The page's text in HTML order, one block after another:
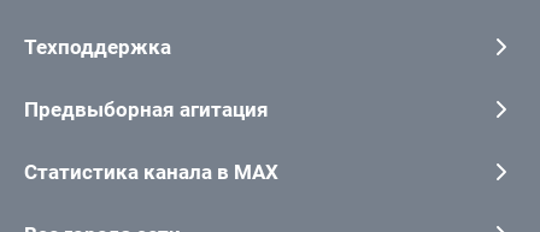
Техподдержка
Предвыборная агитация
Статистика канала в MAX